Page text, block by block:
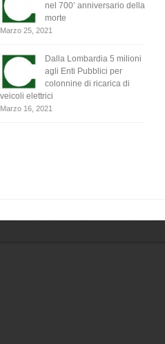
nel 700’ anniversario della
morte
Marzo 25, 2021
Dalla Lombardia 5 milioni
agli Enti Pubblici per
colonnine di ricarica di
veicoli elettrici
Marzo 16, 2021